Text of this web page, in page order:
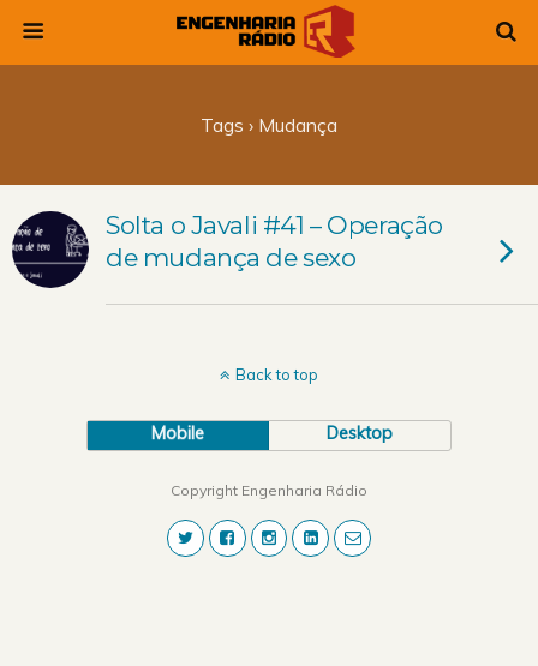
Tags › Mudança
Solta o Javali #41 – Operação
de mudança de sexo
Back to top
Mobile Desktop
Copyright Engenharia Rádio